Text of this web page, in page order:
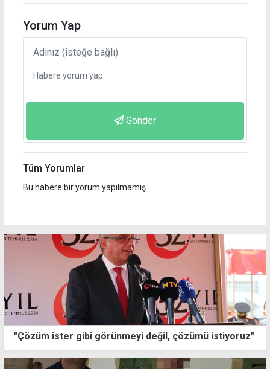
Yorum Yap
Gönder
Tüm Yorumlar
Bu habere bir yorum yapılmamış.
"Çözüm ister gibi görünmeyi değil, çözümü istiyoruz"